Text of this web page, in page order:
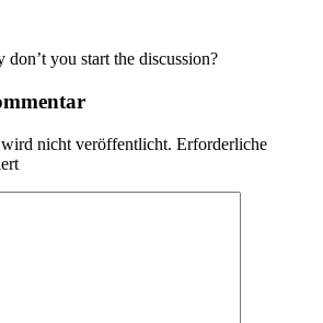
you start the discussion?
nicht veröffentlicht. Erforderliche